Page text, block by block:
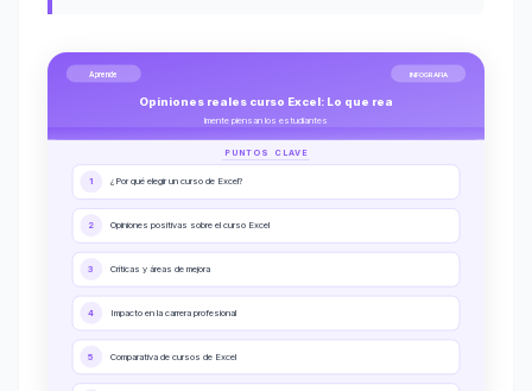
Aprende INFOGRAFIA
Opiniones reales curso Excel: Lo que rea
lmente piensan los estudiantes
PUNTOS CLAVE
1 ¿Por qué elegir un curso de Excel?
2 Opiniones positivas sobre el curso Excel
3 Críticas y áreas de mejora
4 Impacto en la carrera profesional
5 Comparativa de cursos de Excel